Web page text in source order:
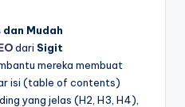
Mudah
dari Sigit
mereka membuat
isi (table of contents)
yang jelas (H2, H3, H4),